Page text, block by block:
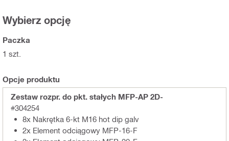
Wybierz opcję
Paczka
1 szt.
Opcje produktu
Zestaw rozpr. do pkt. stałych MFP-AP 2D-
#304254
8x Nakrętka 6-kt M16 hot dip galv
2x Element odciągowy MFP-16-F